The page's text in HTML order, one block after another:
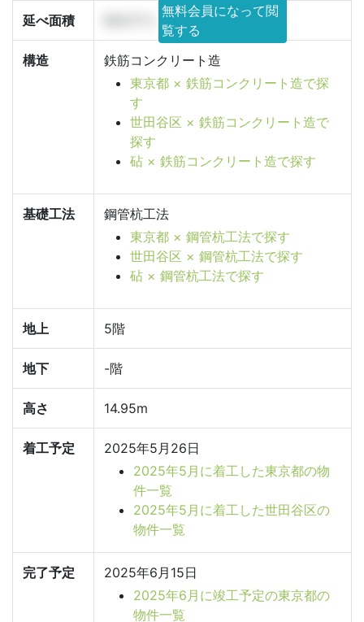
延べ面積
無料会員になって閲
覧する
構造
鉄筋コンクリート造
東京都 × 鉄筋コンクリート造で探
す
世田谷区 × 鉄筋コンクリート造で
探す
砧 × 鉄筋コンクリート造で探す
基礎工法
鋼管杭工法
東京都 × 鋼管杭工法で探す
世田谷区 × 鋼管杭工法で探す
砧 × 鋼管杭工法で探す
地上 5階
地下 -階
高さ 14.95m
着工予定
2025年5月26日
2025年5月に着工した東京都の物
件一覧
2025年5月に着工した世田谷区の
物件一覧
完了予定
2025年6月15日
2025年6月に竣工予定の東京都の
物件一覧